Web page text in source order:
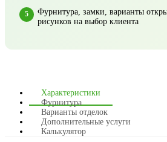
Фурнитура, замки, варианты
рисунков на выбор клиента
Характеристики
Фурнитура
Варианты отделок
Дополнительные услуги
Калькулятор